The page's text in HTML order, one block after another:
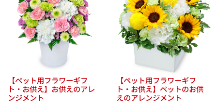
【ペット用フラワーギフ
ト・お供え】お供えのアレ
ンジメント
【ペット用フラワーギフ
ト・お供え】ペットのお供
えのアレンジメント